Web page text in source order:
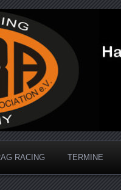
Racing
RACING TERMINE